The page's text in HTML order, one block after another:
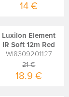
14 €
Luxilon Element
IR Soft 12m Red
WI8309201127
21 €
18.9 €